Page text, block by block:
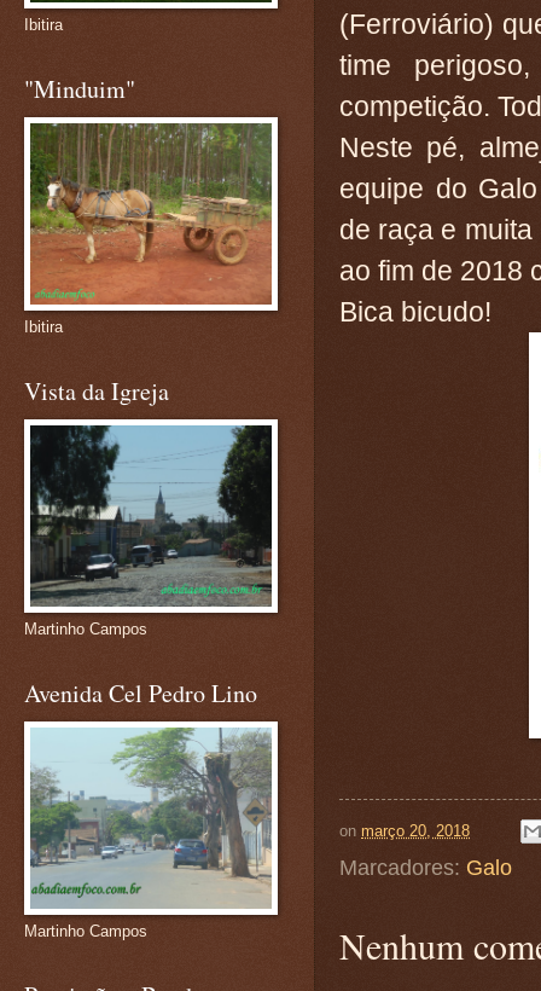
(Ferroviário)
time
competição.
Neste pé,
equipe do
de raça e
ao fim de 2018
Bica bicudo!
on março 20, 2018
Marcadores: Galo
Nenhum
Ibitira
"Minduim"
Ibitira
Vista da Igreja
Martinho Campos
Avenida Cel Pedro Lino
Martinho Campos